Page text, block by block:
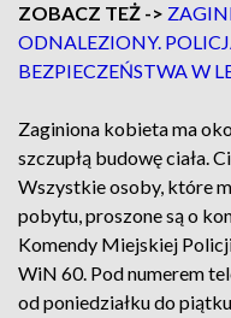
ZOBACZ TEŻ ->
ODNALEZIONY.
BEZPIECZEŃSTWA W
Zaginiona kobieta ma
szczupłą budowę ciała.
Wszystkie osoby, które
pobytu, proszone są o
Komendy Miejskiej
WiN 60. Pod numerem
od poniedziałku do